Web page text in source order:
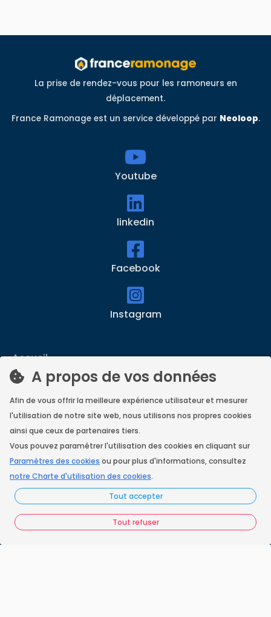
A propos de vos données
Afin de vous offrir la meilleure expérience utilisateur et mesurer
l'utilisation de notre site web, nous utilisons nos propres cookies
ainsi que ceux de partenaires tiers.
Vous pouvez paramétrer l'utilisation des cookies en cliquant sur
Paramètres des cookies ou pour plus d'informations, consultez
notre Charte d'utilisation des cookies.
Tout accepter
Tout refuser
La prise de rendez-vous pour les ramoneurs en
déplacement.
France Ramonage est un service développé par Neoloop.
Youtube
linkedin
Facebook
Instagram
Accueil
Nos engagements
Vos questions
FAQ France Ramonage
Les ramoneurs proches de chez vous
Espace juridique
Préférences Cookies